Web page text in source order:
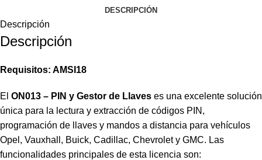
DESCRIPCIÓN
Descripción
Descripción
Requisitos: AMSI18
El ON013 – PIN y Gestor de Llaves es una excelente solución
única para la lectura y extracción de códigos PIN,
programación de llaves y mandos a distancia para vehículos
Opel, Vauxhall, Buick, Cadillac, Chevrolet y GMC. Las
funcionalidades principales de esta licencia son: